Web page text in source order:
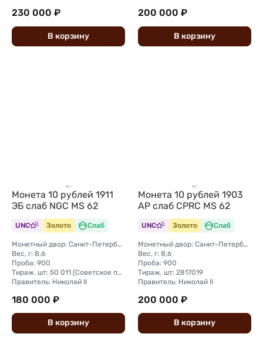
230 000 ₽
В корзину
200 000 ₽
В корзину
Монета 10 рублей 1911
ЭБ слаб NGC MS 62
UNC Золото Слаб
Монетный двор: Санкт-Петербургский монетный двор
Вес, г: 8,6
Проба: 900
Тираж, шт: 50 011 (Советское правительство с декабря 1925 г. по март 1926 г. отчеканило 2 011 000 10-ти рублевого достоинства царского образца, предположительно штемпелями 1911 г.)
Правитель: Николай II
180 000 ₽
В корзину
Монета 10 рублей 1903
АР слаб CPRC MS 62
UNC Золото Слаб
Монетный двор: Санкт-Петербургский монетный двор
Вес, г: 8,6
Проба: 900
Тираж, шт: 2817019
Правитель: Николай II
200 000 ₽
В корзину